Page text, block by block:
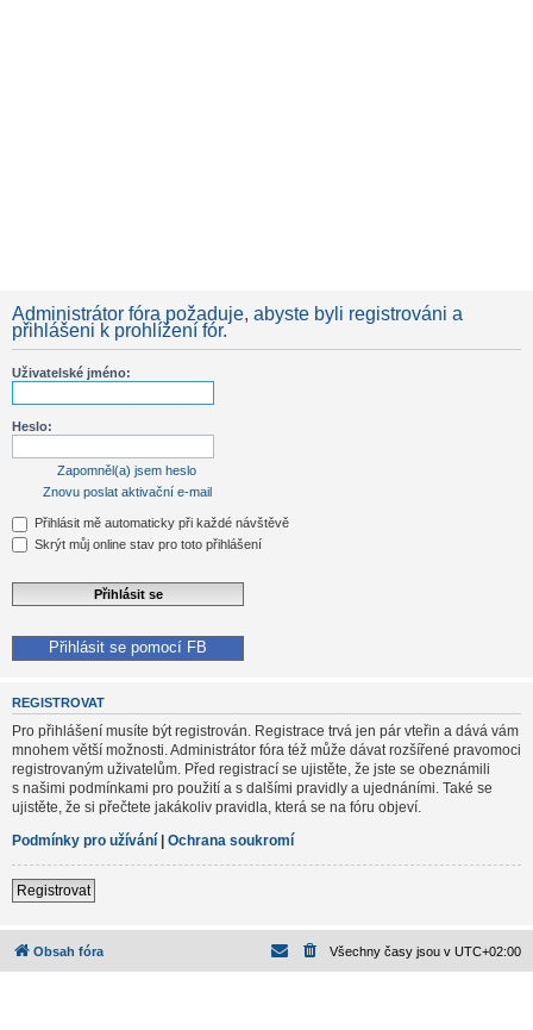
Administrátor fóra požaduje, abyste byli registrováni a
přihlášeni k prohlížení fór.
Uživatelské jméno:
Heslo:
Zapomněl(a) jsem heslo
Znovu poslat aktivační e-mail
Přihlásit mě automaticky při každé návštěvě
Skrýt můj online stav pro toto přihlášení
Přihlásit se pomocí FB
REGISTROVAT
Pro přihlášení musíte být registrován. Registrace trvá jen pár vteřin a dává vám
mnohem větší možnosti. Administrátor fóra též může dávat rozšířené pravomoci
registrovaným uživatelům. Před registrací se ujistěte, že jste se obeznámili
s našimi podmínkami pro použití a s dalšími pravidly a ujednáními. Také se
ujistěte, že si přečtete jakákoliv pravidla, která se na fóru objeví.
Podmínky pro užívání | Ochrana soukromí
Registrovat
Obsah fóra Všechny časy jsou v UTC+02:00